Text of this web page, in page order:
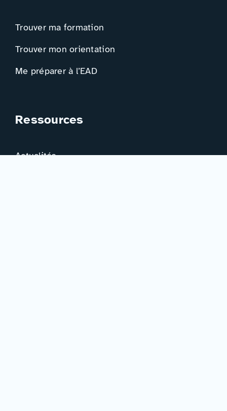
Trouver ma formation
Trouver mon orientation
Me préparer à l’EAD
Ressources
Actualités